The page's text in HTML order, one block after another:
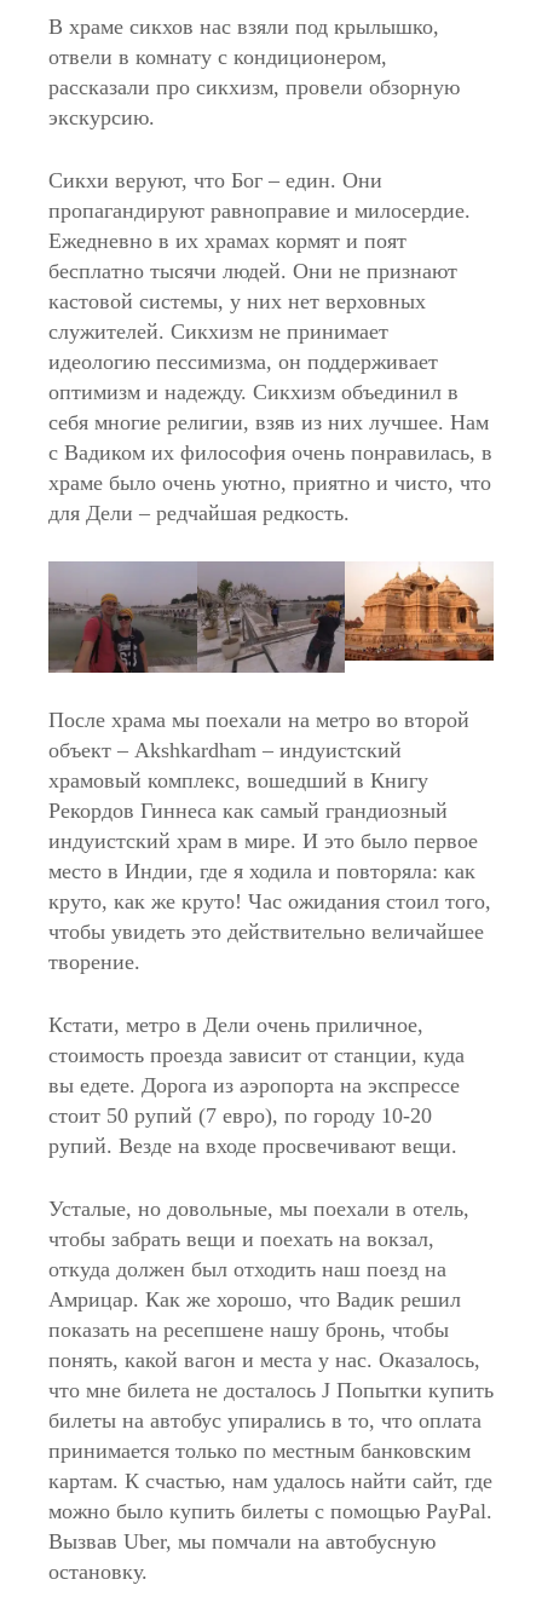
В храме сикхов нас взяли под крылышко,
отвели в комнату с кондиционером,
рассказали про сикхизм, провели обзорную
экскурсию.
Сикхи веруют, что Бог – един. Они
пропагандируют равноправие и милосердие.
Ежедневно в их храмах кормят и поят
бесплатно тысячи людей. Они не признают
кастовой системы, у них нет верховных
служителей. Сикхизм не принимает
идеологию пессимизма, он поддерживает
оптимизм и надежду. Сикхизм объединил в
себя многие религии, взяв из них лучшее. Нам
с Вадиком их философия очень понравилась, в
храме было очень уютно, приятно и чисто, что
для Дели – редчайшая редкость.
После храма мы поехали на метро во второй
объект – Akshkardham – индуистский
храмовый комплекс, вошедший в Книгу
Рекордов Гиннеса как самый грандиозный
индуистский храм в мире. И это было первое
место в Индии, где я ходила и повторяла: как
круто, как же круто! Час ожидания стоил того,
чтобы увидеть это действительно величайшее
творение.
Кстати, метро в Дели очень приличное,
стоимость проезда зависит от станции, куда
вы едете. Дорога из аэропорта на экспрессе
стоит 50 рупий (7 евро), по городу 10-20
рупий. Везде на входе просвечивают вещи.
Усталые, но довольные, мы поехали в отель,
чтобы забрать вещи и поехать на вокзал,
откуда должен был отходить наш поезд на
Амрицар. Как же хорошо, что Вадик решил
показать на ресепшене нашу бронь, чтобы
понять, какой вагон и места у нас. Оказалось,
что мне билета не досталось J Попытки купить
билеты на автобус упирались в то, что оплата
принимается только по местным банковским
картам. К счастью, нам удалось найти сайт, где
можно было купить билеты с помощью PayPal.
Вызвав Uber, мы помчали на автобусную
остановку.